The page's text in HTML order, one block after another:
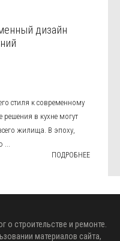
дизайн
стиля к современному
в кухне могут
жилища. В эпоху,
...
ПОДРОБНЕЕ
о строительстве и ремонте.
материалов сайта,